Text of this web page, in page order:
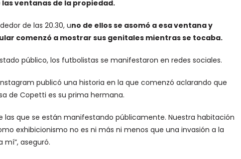
ventanas de la propiedad.
de las 20.30, uno de ellos se asomó a esa ventana y
comenzó a mostrar sus genitales mientras se tocaba.
público, los futbolistas se manifestaron en redes sociales.
publicó una historia en la que comenzó aclarando que
de Copetti es su prima hermana.
las que se están manifestando públicamente. Nuestra habitación
exhibicionismo no es ni más ni menos que una invasión a la
aseguró.